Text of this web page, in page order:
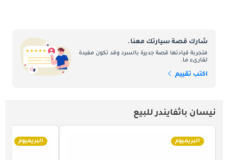
شارك قصة سيارتك معنا.
فتجربة قيادتها قصة جديرة بالسرد وقد تكون مفيدة
لقارىء ما.
اكتب تقييم
نيسان باثفايندر للبيع
البريميوم البريميوم